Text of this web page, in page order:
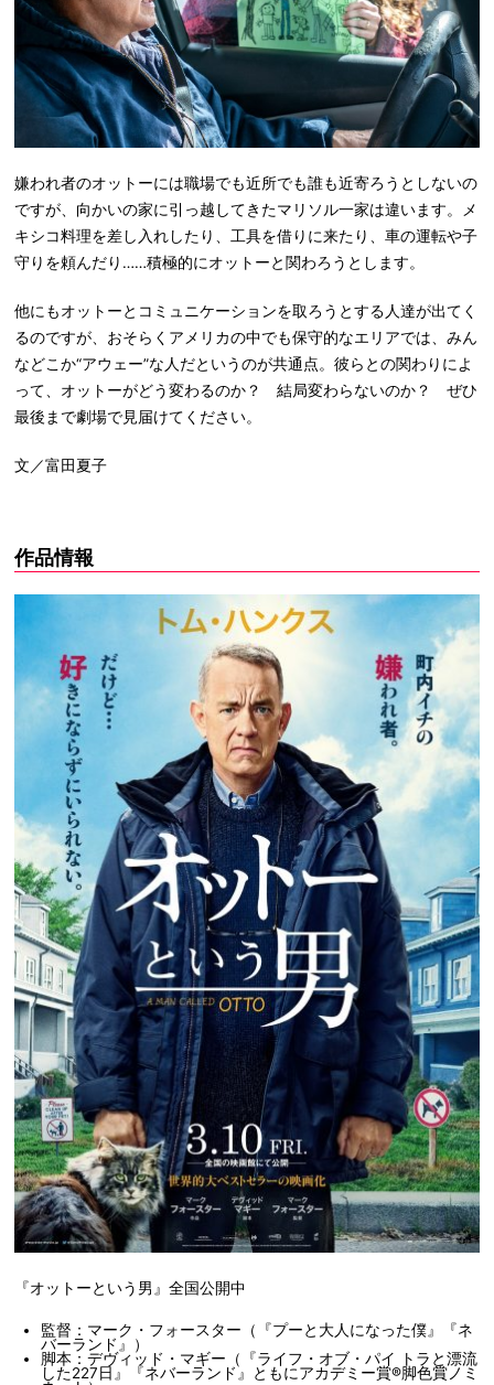
嫌われ者のオットーには職場でも近所でも誰も近寄ろうとしないの
ですが、向かいの家に引っ越してきたマリソル一家は違います。メ
キシコ料理を差し入れしたり、工具を借りに来たり、車の運転や子
守りを頼んだり……積極的にオットーと関わろうとします。
他にもオットーとコミュニケーションを取ろうとする人達が出てく
るのですが、おそらくアメリカの中でも保守的なエリアでは、みん
などこか“アウェー”な人だというのが共通点。彼らとの関わりによ
って、オットーがどう変わるのか？ 結局変わらないのか？ ぜひ
最後まで劇場で見届けてください。
文／富田夏子
作品情報
『オットーという男』全国公開中
監督：マーク・フォースター（『プーと大人になった僕』『ネ
バーランド』）
脚本：デヴィッド・マギー（『ライフ・オブ・パイ トラと漂流
した227日』『ネバーランド』ともにアカデミー賞®脚色賞ノミ